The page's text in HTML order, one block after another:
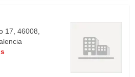
17, 46008,